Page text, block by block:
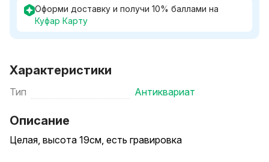
Оформи доставку и получи 10% баллами на
Куфар Карту
Характеристики
Тип Антиквариат
Описание
Целая, высота 19см, есть гравировка